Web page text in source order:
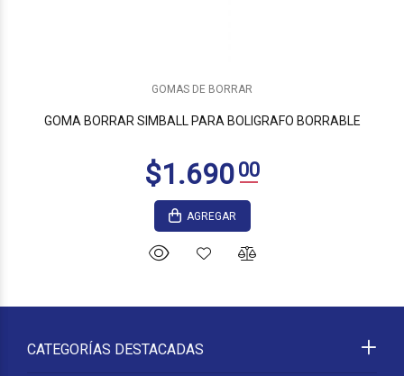
GOMAS DE BORRAR
GOMA BORRAR SIMBALL PARA BOLIGRAFO BORRABLE
AGREGAR
CATEGORÍAS DESTACADAS